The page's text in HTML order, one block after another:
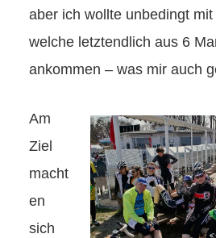
aber ich wollte unbedingt
welche letztendlich aus 6
ankommen – was mir auch
Am
Ziel
macht
en
sich